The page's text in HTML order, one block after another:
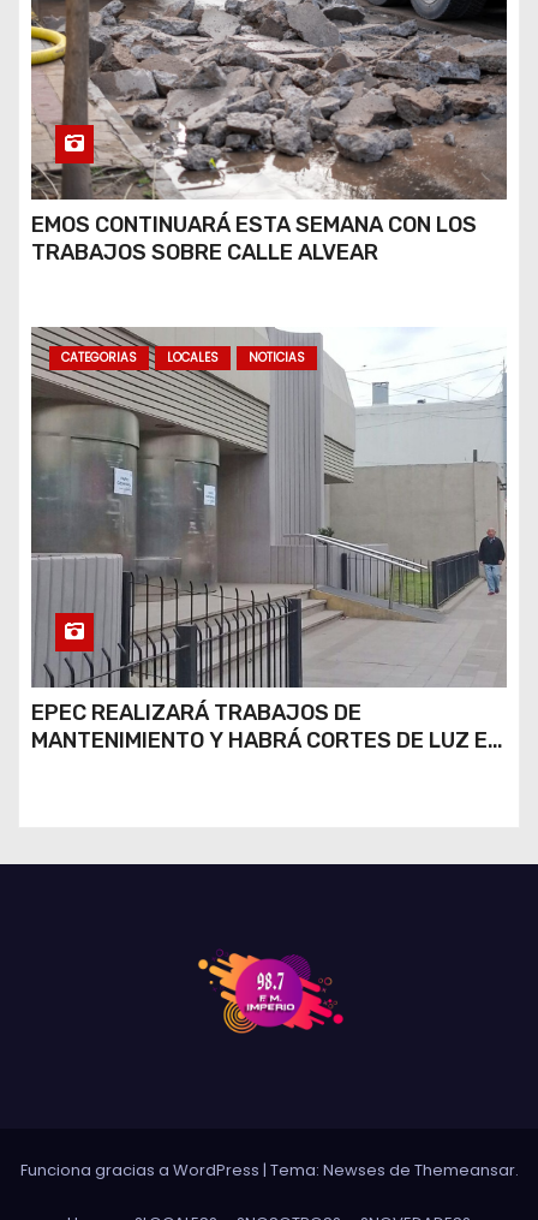
EMOS CONTINUARÁ ESTA SEMANA CON LOS
TRABAJOS SOBRE CALLE ALVEAR
CATEGORIAS LOCALES NOTICIAS
EPEC REALIZARÁ TRABAJOS DE
MANTENIMIENTO Y HABRÁ CORTES DE LUZ EN
Funciona gracias a WordPress | Tema: Newses de Themeansar.